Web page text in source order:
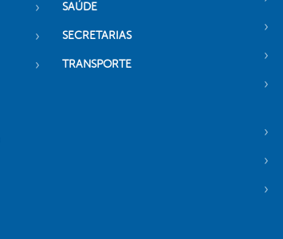
SAÚDE
SECRETARIAS
TRANSPORTE